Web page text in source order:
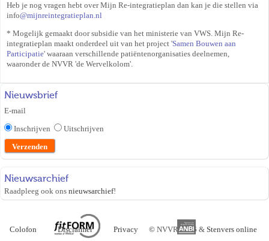
Heb je nog vragen hebt over Mijn Re-integratieplan dan kan je die stellen via
ofni@mijnreintegratieplan.nl
* Mogelijk gemaakt doorsubsidie van het ministerie van VWS. Mijn Re-
integratieplan maakt onderdeel uit van het project 'Samen Bouwen aan
Participatie' waaraan verschillende patiëntenorganisaties deelnemen,
waaronder de NVVR 'de Wervelkolom'.
Nieuwsbrief
E-mail
Inschrijven
Uitschrijven
Nieuwsarchief
Raadpleeg ook ons nieuwsarchief!
© NVVR 2026 & Stenvers online
Colofon Disclaimer Privacy